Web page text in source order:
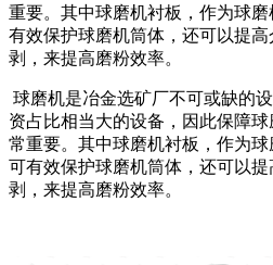
重要。其中球磨机衬板，作为球
有效保护球磨机筒体，还可以提
剥，来提高磨粉效率。
球磨机是冶金选矿厂不可或缺的
资占比相当大的设备，因此保障
常重要。其中球磨机衬板，作为
可有效保护球磨机筒体，还可以
剥，来提高磨粉效率。